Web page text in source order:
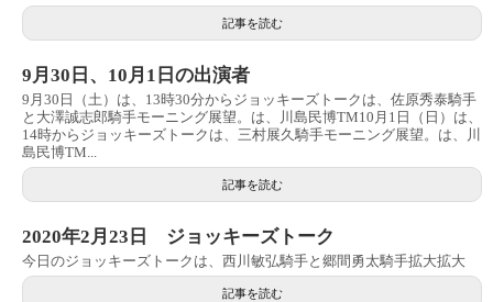
記事を読む
9月30日、10月1日の出演者
9月30日（土）は、13時30分からジョッキーズトークは、佐原秀泰騎手
と大澤誠志郎騎手モーニング展望。は、川島民博TM10月1日（日）は、
14時からジョッキーズトークは、三村展久騎手モーニング展望。は、川
島民博TM...
記事を読む
2020年2月23日 ジョッキーズトーク
今日のジョッキーズトークは、西川敏弘騎手と郷間勇太騎手拡大拡大
記事を読む